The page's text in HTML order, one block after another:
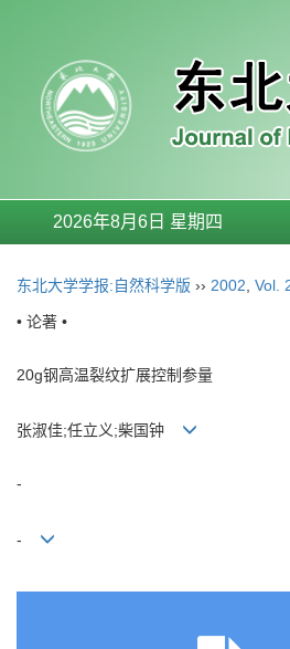
2026年8月6日 星期四
东北大学学报:自然科学版 ›› 2002 Vol.
• 论著 •
20g钢高温裂纹扩展控制参量
张淑佳;任立义;柴国钟
-
-